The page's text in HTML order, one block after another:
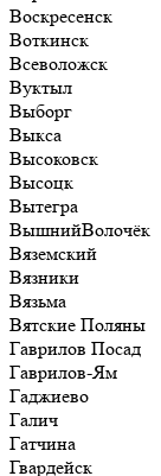
Воскресенск
Воткинск
Всеволожск
Вуктыл
Выборг
Выкса
Высоковск
Высоцк
Вытегра
ВышнийВолочёк
Вяземский
Вязники
Вязьма
Вятские Поляны
Гаврилов Посад
Гаврилов-Ям
Гаджиево
Галич
Гатчина
Гвардейск